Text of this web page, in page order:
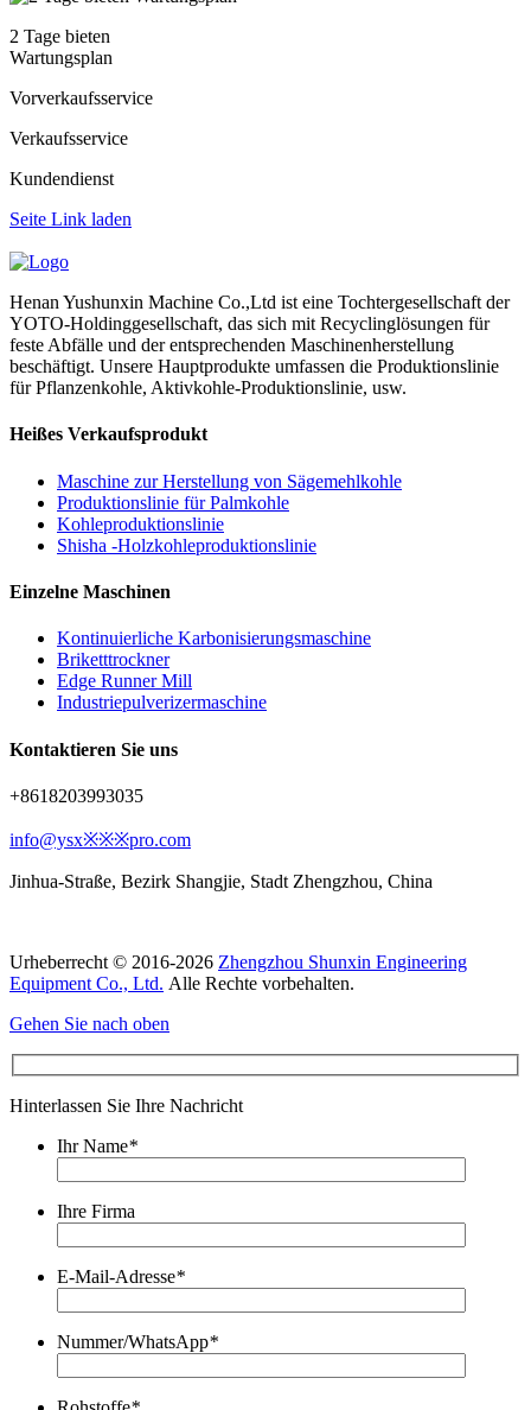
2 Tage bieten
Wartungsplan
Vorverkaufsservice
Verkaufsservice
Kundendienst
Seite Link laden
Henan Yushunxin Machine Co.,Ltd ist eine Tochtergesellschaft der
YOTO-Holdinggesellschaft, das sich mit Recyclinglösungen für
feste Abfälle und der entsprechenden Maschinenherstellung
beschäftigt. Unsere Hauptprodukte umfassen die Produktionslinie
für Pflanzenkohle, Aktivkohle-Produktionslinie, usw.
Heißes Verkaufsprodukt
Maschine zur Herstellung von Sägemehlkohle
Produktionslinie für Palmkohle
Kohleproduktionslinie
Shisha -Holzkohleproduktionslinie
Einzelne Maschinen
Kontinuierliche Karbonisierungsmaschine
Briketttrockner
Edge Runner Mill
Industriepulverizermaschine
Kontaktieren Sie uns
+8618203993035
info@ysx※※※pro.com
Jinhua-Straße, Bezirk Shangjie, Stadt Zhengzhou, China
Urheberrecht © 2016-2026 Zhengzhou Shunxin Engineering
Equipment Co., Ltd. Alle Rechte vorbehalten.
Gehen Sie nach oben
Hinterlassen Sie Ihre Nachricht
Ihr Name*
Ihre Firma
E-Mail-Adresse*
Nummer/WhatsApp*